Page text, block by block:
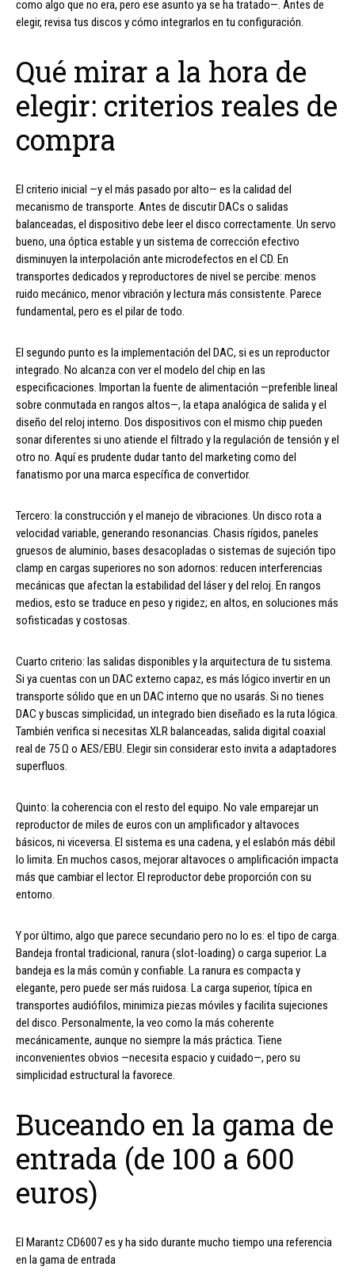
como algo que no era, pero ese asunto ya se ha tratado—. Antes de
elegir, revisa tus discos y cómo integrarlos en tu configuración.
Qué mirar a la hora de
elegir: criterios reales de
compra
El criterio inicial —y el más pasado por alto— es la calidad del
mecanismo de transporte. Antes de discutir DACs o salidas
balanceadas, el dispositivo debe leer el disco correctamente. Un servo
bueno, una óptica estable y un sistema de corrección efectivo
disminuyen la interpolación ante microdefectos en el CD. En
transportes dedicados y reproductores de nivel se percibe: menos
ruido mecánico, menor vibración y lectura más consistente. Parece
fundamental, pero es el pilar de todo.
El segundo punto es la implementación del DAC, si es un reproductor
integrado. No alcanza con ver el modelo del chip en las
especificaciones. Importan la fuente de alimentación —preferible lineal
sobre conmutada en rangos altos—, la etapa analógica de salida y el
diseño del reloj interno. Dos dispositivos con el mismo chip pueden
sonar diferentes si uno atiende el filtrado y la regulación de tensión y el
otro no. Aquí es prudente dudar tanto del marketing como del
fanatismo por una marca específica de convertidor.
Tercero: la construcción y el manejo de vibraciones. Un disco rota a
velocidad variable, generando resonancias. Chasis rígidos, paneles
gruesos de aluminio, bases desacopladas o sistemas de sujeción tipo
clamp en cargas superiores no son adornos: reducen interferencias
mecánicas que afectan la estabilidad del láser y del reloj. En rangos
medios, esto se traduce en peso y rigidez; en altos, en soluciones más
sofisticadas y costosas.
Cuarto criterio: las salidas disponibles y la arquitectura de tu sistema.
Si ya cuentas con un DAC externo capaz, es más lógico invertir en un
transporte sólido que en un DAC interno que no usarás. Si no tienes
DAC y buscas simplicidad, un integrado bien diseñado es la ruta lógica.
También verifica si necesitas XLR balanceadas, salida digital coaxial
real de 75 Ω o AES/EBU. Elegir sin considerar esto invita a adaptadores
superfluos.
Quinto: la coherencia con el resto del equipo. No vale emparejar un
reproductor de miles de euros con un amplificador y altavoces
básicos, ni viceversa. El sistema es una cadena, y el eslabón más débil
lo limita. En muchos casos, mejorar altavoces o amplificación impacta
más que cambiar el lector. El reproductor debe proporción con su
entorno.
Y por último, algo que parece secundario pero no lo es: el tipo de carga.
Bandeja frontal tradicional, ranura (slot-loading) o carga superior. La
bandeja es la más común y confiable. La ranura es compacta y
elegante, pero puede ser más ruidosa. La carga superior, típica en
transportes audiófilos, minimiza piezas móviles y facilita sujeciones
del disco. Personalmente, la veo como la más coherente
mecánicamente, aunque no siempre la más práctica. Tiene
inconvenientes obvios —necesita espacio y cuidado—, pero su
simplicidad estructural la favorece.
Buceando en la gama de
entrada (de 100 a 600
euros)
El Marantz CD6007 es y ha sido durante mucho tiempo una referencia
en la gama de entrada